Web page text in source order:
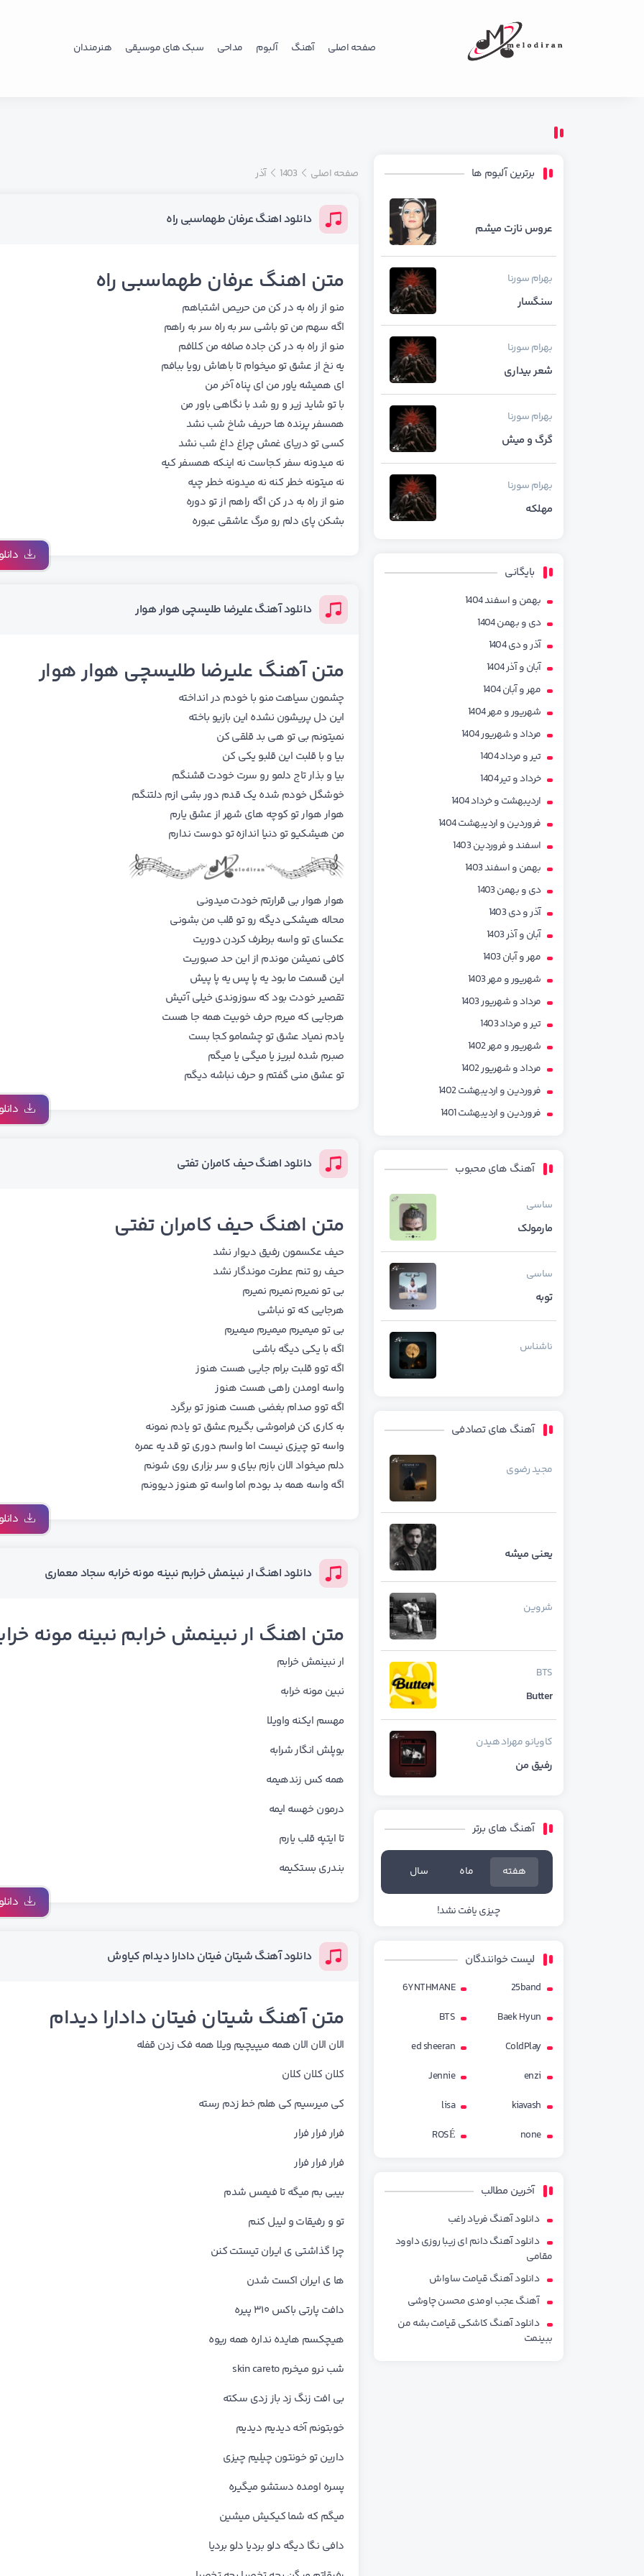
صفحه اصلی آهنگ آلبوم مداحی سبک های موسیقی هنرمندان
برترین آلبوم ها
عروس نازت میشم
بهرامسورنا
سنگسار
بهرامسورنا
شعر بیداری
بهرامسورنا
گرگ و میش
بهرامسورنا
مهلکه
بایگانی
بهمن و اسفند 1404
دی و بهمن 1404
آذر و دی 1404
آبان و آذر 1404
مهر و آبان 1404
شهریور و مهر 1404
مرداد و شهریور 1404
تیر و مرداد 1404
خرداد و تیر 1404
اردیبهشت و خرداد 1404
فروردین و اردیبهشت 1404
اسفند و فروردین 1403
بهمن و اسفند 1403
دی و بهمن 1403
آذر و دی 1403
آبان و آذر 1403
مهر و آبان 1403
شهریور و مهر 1403
مرداد و شهریور 1403
تیر و مرداد 1403
شهریور و مهر 1402
مرداد و شهریور 1402
فروردین و اردیبهشت 1402
فروردین و اردیبهشت 1401
آهنگ های محبوب
ساسی
مارمولک
ساسی
توبه
ناشناس
آهنگ های تصادفی
مجید رضوی
یعنی میشه
شروین
BTS
Butter
کاویانومهراد هیدن
رفیق من
آهنگ های برتر
هفته ماه سال
چیزی یافت نشد!
لیست خوانندگان
25band
6YNTHMANE
Baek Hyun
BTS
ColdPlay
ed sheeran
enzi
Jennie
kiavash
lisa
none
ROSÉ
آخرین مطالب
دانلود آهنگ فریاد راغب
دانلود آهنگ دانم ای زیبا روزی داوود
مقامی
دانلود آهنگ قیامت ساواش
آهنگ عجب اومدی محسن چاوشی
دانلود آهنگ کاشکی قیامت بشه من
ببینمت
صفحه اصلی 1403 آذر
دانلود اهنگ عرفان طهماسبی راه
متن اهنگ عرفان طهماسبی راه
منو از راه به در کن من حریص اشتباهم
اگه سهم من تو باشی سر به راه سر به راهم
منو از راه به در کن جاده صافه من کلافم
یه نخ از عشق تو میخوام تا باهاش رویا ببافم
ای همیشه یاور من ای پناه آخر من
با تو شاید زیر و رو شد با نگاهی باور من
همسفر پرنده ها حریف شاخ شب نشد
کسی تو دریای غمش چراغ داغ شب نشد
نه میدونه سفر کجاست نه اینکه همسفر کیه
نه میتونه خطر کنه نه میدونه خطر چیه
منو از راه به در کن اگه راهم از تو دوره
بشکن پای دلم‏ رو مرگ عاشقی عبوره
دانلود آهنگ علیرضا طلیسچی هوار هوار
متنآهنگ علیرضا طلیسچی هوار هوار
چشمون سیاهت منو با خودم در انداخته
این دل پریشون نشده این بازیو باخته
نمیتونم بی تو هی بد قلقی کن
بیا و با قلبت این قلبو یکی کن
بیا و بذار تاج دلمو رو سرت خودت قشنگم
خوشگل خودم شده یک قدم دور بشی ازم دلتنگم
هوار هوار تو کوچه های شهر از عشق یارم
من هیشکیو تو دنیا اندازه تو دوست ندارم
هوار هوار بی قرارتم خودت میدونی
محاله هیشکی دیگه رو تو قلب من بشونی
عکسای تو واسه برطرف کردن دوریت
کافی نمیشن موندم از این حد صبوریت
این قسمت ما بود یه پا پس یه پا پیش
تقصیر خودت بود که سوزوندی خیلی آتیش
هرجایی که میرم حرف خوبیت همه جا هست
یادم نمیاد عشق تو چشمامو کجا بست
صبرم شده لبریز یا میگی یا میگم
تو عشق منی گفتم و حرف نباشه دیگم
دانلود اهنگ حیف کامران تفتی
متن اهنگ حیف کامران تفتی
ﺣﻴﻒ ﻋﻜﺴﻤﻮن رﻓﻴﻖ دﻳﻮار ﻧﺸﺪ
ﺣﻴﻒ رو ﺗﻨﻢ ﻋﻄﺮت ﻣﻮﻧﺪﮔﺎر ﻧﺸﺪ
ﺑﻰ ﺗﻮ ﻧﻤﻴﺮم ﻧﻤﻴﺮم ﻧﻤﻴﺮم
ﻫﺮﺟﺎﻳﻰ ﻛﻪ ﺗﻮ ﻧﺒﺎﺷﻰ
ﺑﻰ ﺗﻮ ﻣﻴﻤﻴﺮم ﻣﻴﻤﻴﺮم ﻣﻴﻤﻴﺮم
اﮔﻪ ﺑﺎ ﻳﻜﻰ دﻳﮕﻪ ﺑﺎﺷﻰ
اﮔﻪ ﺗﻮو ﻗﻠﺒﺖ ﺑﺮام ﺟﺎﻳﻰ ﻫﺴﺖ ﻫﻨﻮز
واﺳﻪ اوﻣﺪن راﻫﻰ ﻫﺴﺖ ﻫﻨﻮز
اﮔﻪ ﺗﻮو ﺻﺪام ﺑﻐﻀﻰ ﻫﺴﺖ ﻫﻨﻮز ﺗﻮ ﺑﺮﮔﺮد
ﺑﻪ ﻛﺎری ﻛﻦ ﻓﺮاﻣﻮﺷﻰ ﺑﮕﻴﺮم ﻋﺸﻖ ﺗﻮ ﻳﺎدم ﻧﻤﻮﻧﻪ
واﺳﻪ ﺗﻮ ﭼﻴﺰی ﻧﻴﺴﺖ اﻣﺎ واﺳﻢ دوری ﺗﻮ ﻗﺪ ﻳﻪ ﻋﻤﺮه
دﻟﻢ ﻣﻴﺨﻮاد اﻟﺎن ﺑﺎزم ﺑﻴﺎی و ﺳﺮ ﺑﺰاری روی ﺷﻮﻧﻢ
اﮔﻪ واﺳﻪ ﻫﻤﻪ ﺑﺪ ﺑﻮدم اﻣﺎ واﺳﻪ ﺗﻮ ﻫﻨﻮز دﻳﻮوﻧﻢ
دانلود اهنگ ار نبینمش خرابم نبینه مونه خرابه سجاد معماری
متن اهنگ ار نبینمش خرابم نبینه مونه
ار ﻧﺒﻴﻨﻤﺶ ﺧﺮاﺑﻢ
ﻧﺒﻴﻦ ﻣﻮﻧﻪ ﺧﺮاﺑﻪ
ﻣﻬﺴﻢ اﻳﻜﻨﻪ واوﻳﻠﺎ
ﺑﻮﭘﻠﺶ اﻧﮕﺎر ﺷﺮاﺑﻪ
ﻫﻤﻪ ﻛﺲ زﻧﺪﻫﻴﻤﻪ
درﻣﻮن ﺧﻬﺴﻪ اﻳﻤﻪ
ﺗﺎ اﻳﺘﭙﻪ ﻗﻠﺐ ﻳﺎرم
ﺑﻨﺪری ﺑﺴﺘﻜﻴﻤﻪ
دانلود آهنگ شیتان فیتان دادارا دیدام کیاوش
متن آهنگ شیتان فیتان دادارا دیدام
اﻟﺎن اﻟﺎن اﻟﺎن ﻫﻤﻪ ﻣﻴﭙﻴﭽﻴﻢ وﻳﻠﺎ ﻫﻤﻪ ﻓﮏ زدن ﻗﻔﻠﻪ
ﻛﻠﺎن ﻛﻠﺎن ﻛﻠﺎن
ﻛﻰ ﻣﻴﺮﺳﻴﻢ ﻛﻰ ﻫﻠﻢ ﺧﻄ زدم رﺳﺘﻪ
ﻓﺮار ﻓﺮار ﻓﺮار
ﻓﺮار ﻓﺮار ﻓﺮار
ﺑﻴﺒﻰ ﺑﻢ ﻣﻴﮕﻪ ﺗﺎ ﻓﻴﻤﺲ ﺷﺪم
ﺗﻮ و رﻓﻴﻘﺎت و ﻟﻴﺒﻞ ﻛﻨﻢ
ﭼﺮا ﮔﺬاﺷﺘﻰ ی اﻳﺮان ﺗﻴﺴﺘﺖ ﻛﻨﻦ
ﻫﺎ ی اﻳﺮان اﻛﺴﺖ ﺷﺪن
داﻓﺖ ﭘﺎرﺗﻰ ﺑﺎﻛﺲ ۳۱۰ ﭘﻴﺮه
ﻫﻴﭽﻜﺴﻢ ﻫﺎﻳﺪه ﻧﺪاره ﻫﻤﻪ رﻳﻮه
ﺷﺐ ﻧﺮو ﻣﻴﺨﺮم skin careto
ﺑﻰ اﻓﺖ زﻧﮓ زد ﺑﺎز زدی ﺳﻜﺘﻪ
ﺧﻮﺑﺘﻮﻧﻢ آﺧﻪ دﻳﺪﻳﻢ دﻳﺪﻳﻢ
دارﻳﻦ ﺗﻮ ﺧﻮﻧﺘﻮن ﭼﻴﻠﻴﻢ ﭼﻴﺰی
ﭘﺴﺮه اوﻣﺪه دﺳﺘﺸﻮ ﻣﻴﮕﻴﺮه
ﻣﻴﮕﻢ ﻛﻪ ﺷﻤﺎ ﻛﻴﻜﻴﺶ ﻣﻴﺸﻴﻦ
داﻓﻰ ﻧﮕﺎ دﻳﮕﻪ دﻟﻮ ﺑﺮدﻳﺎ دﻟﻮ ﺑﺮدﻳﺎ